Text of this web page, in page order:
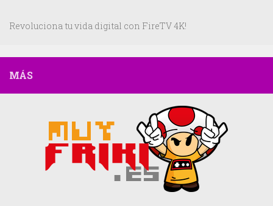
Revoluciona tu vida digital con FireTV 4K!
MÁS